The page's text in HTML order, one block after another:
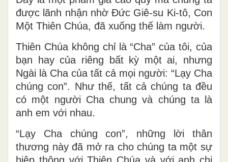
được lãnh nhận nhờ Đức Giê-su Ki-tô, Con
Một Thiên Chúa, đã xuống thế làm người.
Thiên Chúa không chỉ là “Cha” của tôi, của
bạn hay của riêng bất kỳ một ai, nhưng
Ngài là Cha của tất cả mọi người: “Lạy Cha
chúng con”. Như thế, tất cả chúng ta đều
có một người Cha chung và chúng ta là
anh em với nhau.
“Lạy Cha chúng con”, những lời thân
thương này đã mở ra cho chúng ta một sự
hiệp thông với Thiên Chúa và với anh chị